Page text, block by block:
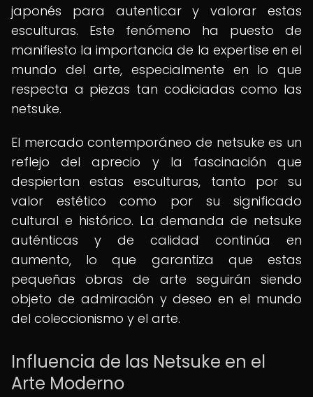
japonés para autenticar y valorar estas
esculturas. Este fenómeno ha puesto de
manifiesto la importancia de la expertise en el
mundo del arte, especialmente en lo que
respecta a piezas tan codiciadas como las
netsuke.
El mercado contemporáneo de netsuke es un
reflejo del aprecio y la fascinación que
despiertan estas esculturas, tanto por su
valor estético como por su significado
cultural e histórico. La demanda de netsuke
auténticas y de calidad continúa en
aumento, lo que garantiza que estas
pequeñas obras de arte seguirán siendo
objeto de admiración y deseo en el mundo
del coleccionismo y el arte.
Influencia de las Netsuke en el
Arte Moderno